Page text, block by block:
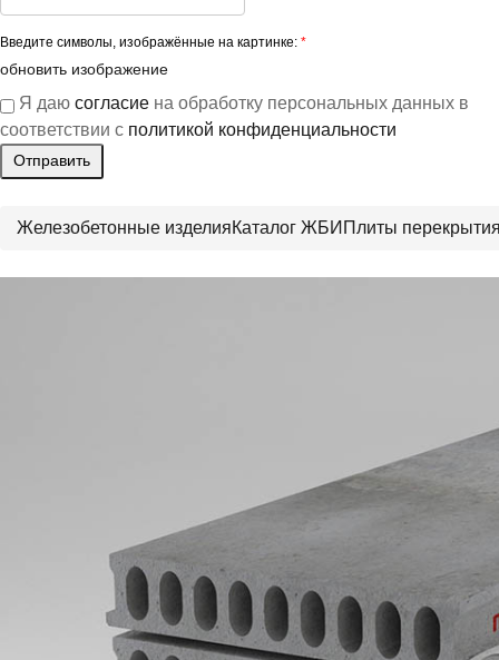
Введите символы, изображённые на картинке: *
обновить изображение
Я даю согласие на обработку персональных данных в
соответствии с политикой конфиденциальности
Железобетонные изделияКаталог ЖБИ Плиты